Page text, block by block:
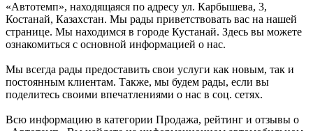
«Автотемп», находящаяся по адресу ул. Карбышева, 3,
Костанай, Казахстан. Мы рады приветствовать вас на нашей
странице. Мы находимся в городе Кустанай. Здесь вы можете
ознакомиться с основной информацией о нас.
Мы всегда рады предоставить свои услуги как новым, так и
постоянным клиентам. Также, мы будем рады, если вы
поделитесь своими впечатлениями о нас в соц. сетях.
Всю информацию в категории Продажа, рейтинг и отзывы о